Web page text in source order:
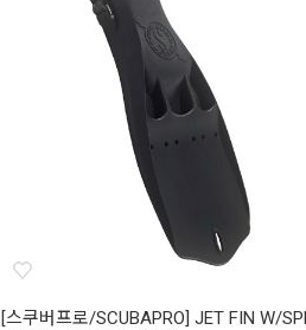
[스쿠버프로/SCUBAPRO] JET FIN W/